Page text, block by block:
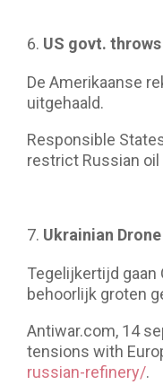
US govt.
De Amerikaanse
uitgehaald.
Responsible
restrict Russian oil
Ukrainian
Tegelijkertijd
behoorlijk groten
Antiwar.com, 14
tensions with
russian-refinery/.